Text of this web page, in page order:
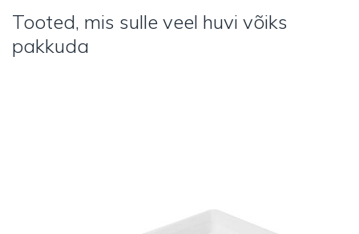
Tooted, mis sulle veel huvi võiks
pakkuda